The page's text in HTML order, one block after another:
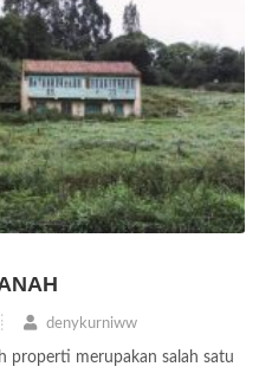
denykurniww
properti merupakan salah satu